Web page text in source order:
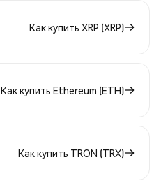
Как купить XRP (XRP)
Как купить Ethereum (ETH)
Как купить TRON (TRX)